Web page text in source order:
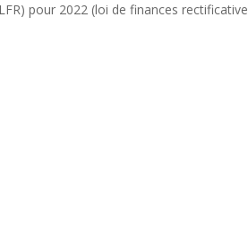
pour 2022 (loi de finances rectificative